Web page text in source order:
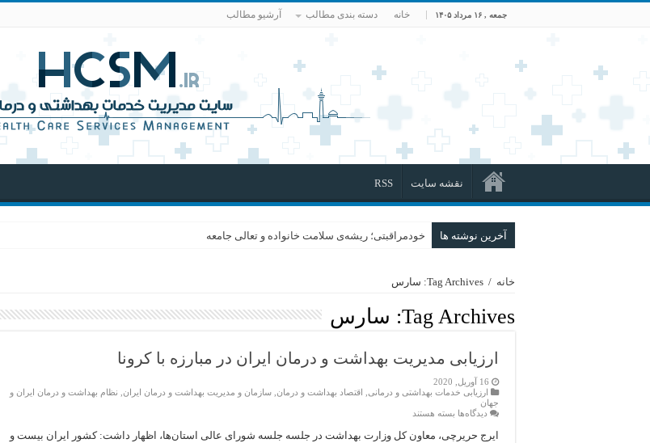
جمعه , ۱۶ مرداد ۱۴۰۵ خانه دسته بندی مطالب آرشیو مطالب
نقشه سایت RSS
آخرین نوشته ها خودمراقبتی؛ ریشه‌ی سلامت خانواده و تعالی جامعه
خانه / Tag Archives: سارس
Tag Archives: سارس
ارزیابی مدیریت بهداشت و درمان ایران در مبارزه با کرونا
16 آوریل, 2020
ارزیابی خدمات بهداشتی و درمانی
اقتصاد بهداشت و درمان سازمان و مدیریت بهداشت و درمان ایران
نظام بهداشت و درمان ایران و
جهان
دیدگاه‌ها برای
مدیریت
بسته هستند
ایرج حریرچی، معاون کل وزارت بهداشت در جلسه جلسه شورای عالی استان‌ها، اظهار داشت: کشور ایران بیست و